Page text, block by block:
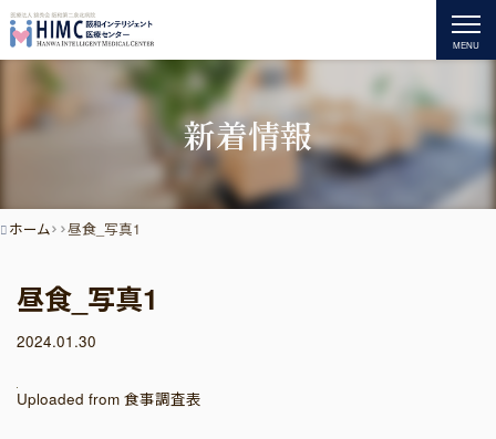
MENU
新着情報
ホーム 昼食_写真1
昼食_写真1
2024.01.30
Uploaded from 食事調査表